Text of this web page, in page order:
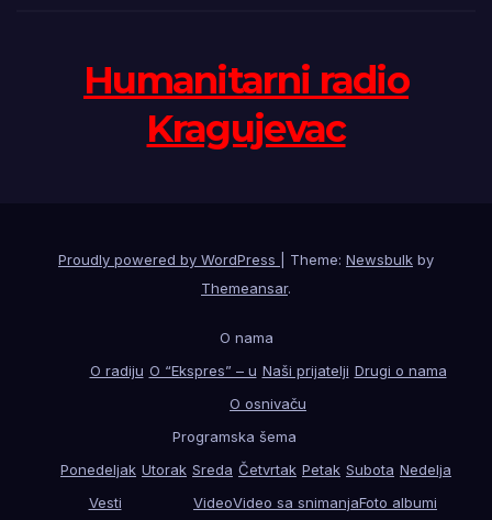
Humanitarni radio
Kragujevac
Proudly powered by WordPress Theme: Newsbulk by
Themeansar.
O nama
O radiju O “Ekspres” – u Naši prijatelji Drugi o nama
O osnivaču
Programska šema
Ponedeljak Utorak Sreda Četvrtak Petak Subota Nedelja
Vesti
VideoVideo sa snimanjaFoto albumi